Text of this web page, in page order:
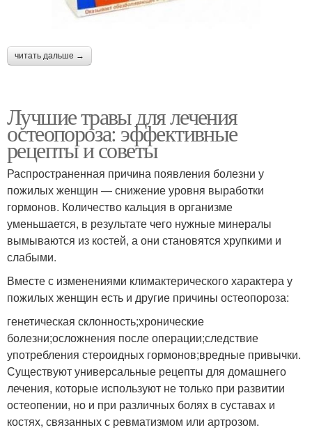
читать дальше →
Лучшие травы для лечения
остеопороза: эффективные
рецепты и советы
Распространенная причина появления болезни у
пожилых женщин — снижение уровня выработки
гормонов. Количество кальция в организме
уменьшается, в результате чего нужные минералы
вымываются из костей, а они становятся хрупкими и
слабыми.
Вместе с изменениями климактерического характера у
пожилых женщин есть и другие причины остеопороза:
генетическая склонность;хронические
болезни;осложнения после операции;следствие
употребления стероидных гормонов;вредные привычки.
Существуют универсальные рецепты для домашнего
лечения, которые используют не только при развитии
остеопении, но и при различных болях в суставах и
костях, связанных с ревматизмом или артрозом.